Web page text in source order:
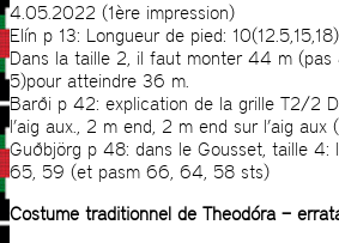
4.05.2022 (1ère impression)
Elín p 13: Longueur de pied:
Dans la taille 2, il faut monter 44 m
5)pour atteindre 36 m.
Barði p 42: explication de la grille T2/2
l’aig aux., 2 m end, 2 m end sur l’aig aux
Guðbjörg p 48: dans le Gousset, taille 4:
65, 59 (et pasm 66, 64, 58 sts)
Costume traditionnel de Theodóra –